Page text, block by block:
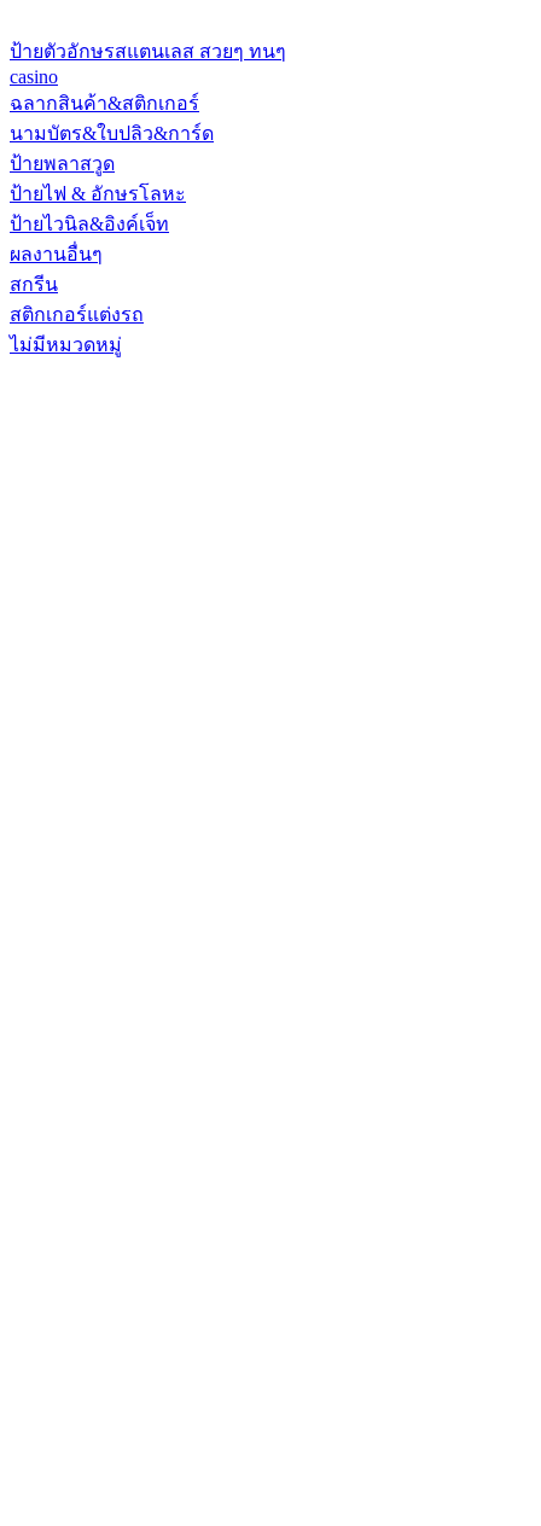
ป้ายตัวอักษรสแตนเลส สวยๆ ทนๆ
casino
ฉลากสินค้า&สติกเกอร์
นามบัตร&ใบปลิว&การ์ด
ป้ายพลาสวูด
ป้ายไฟ & อักษรโลหะ
ป้ายไวนิล&อิงค์เจ็ท
ผลงานอื่นๆ
สกรีน
สติกเกอร์แต่งรถ
ไม่มีหมวดหมู่